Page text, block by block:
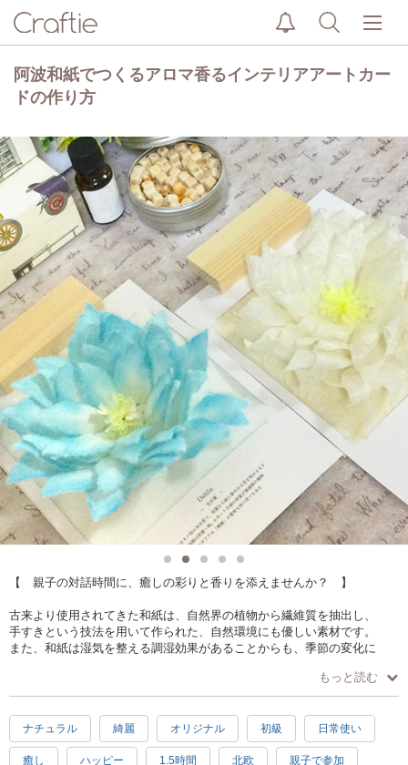
阿波和紙でつくるアロマ香るインテリアアートカー
ドの作り方
【 親子の対話時間に、癒しの彩りと香りを添えませんか？ 】
古来より使用されてきた和紙は、自然界の植物から繊維質を抽出し、
手すきという技法を用いて作られた、自然環境にも優しい素材です。
また、和紙は湿気を整える調湿効果があることからも、季節の変化に
そんな天然素材の和紙を使ったインテリア・アートカードを
お子様と一緒に創作しながら、癒されてみませんか？
【 おすすめポイント！ 】
もっと読む
ナチュラル 綺麗 オリジナル 初級 日常使い
癒し ハッピー 1.5時間 北欧 親子で参加